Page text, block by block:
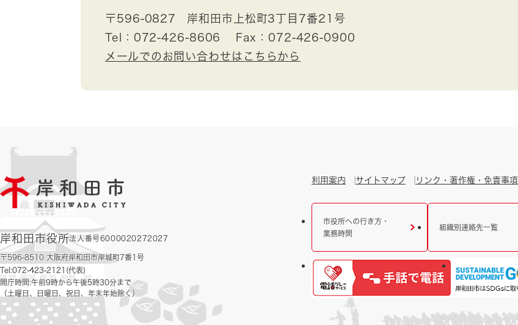
〒596-0827
岸和田市上松町3丁目7番21号
Tel：072-426-8606
Fax：072-426-0900
メールでのお問い合わせはこちらから
岸和田市役所法人番号6000020272027
〒596-8510 大阪府岸和田市岸城町7番1号
Tel:072-423-2121(代表)
開庁時間:午前9時から午後5時30分まで
（土曜日、日曜日、祝日、年末年始除く）
利用案内 サイトマップ リンク・著作権・免責事項
市役所への行き方・
業務時間
組織別連絡先一覧